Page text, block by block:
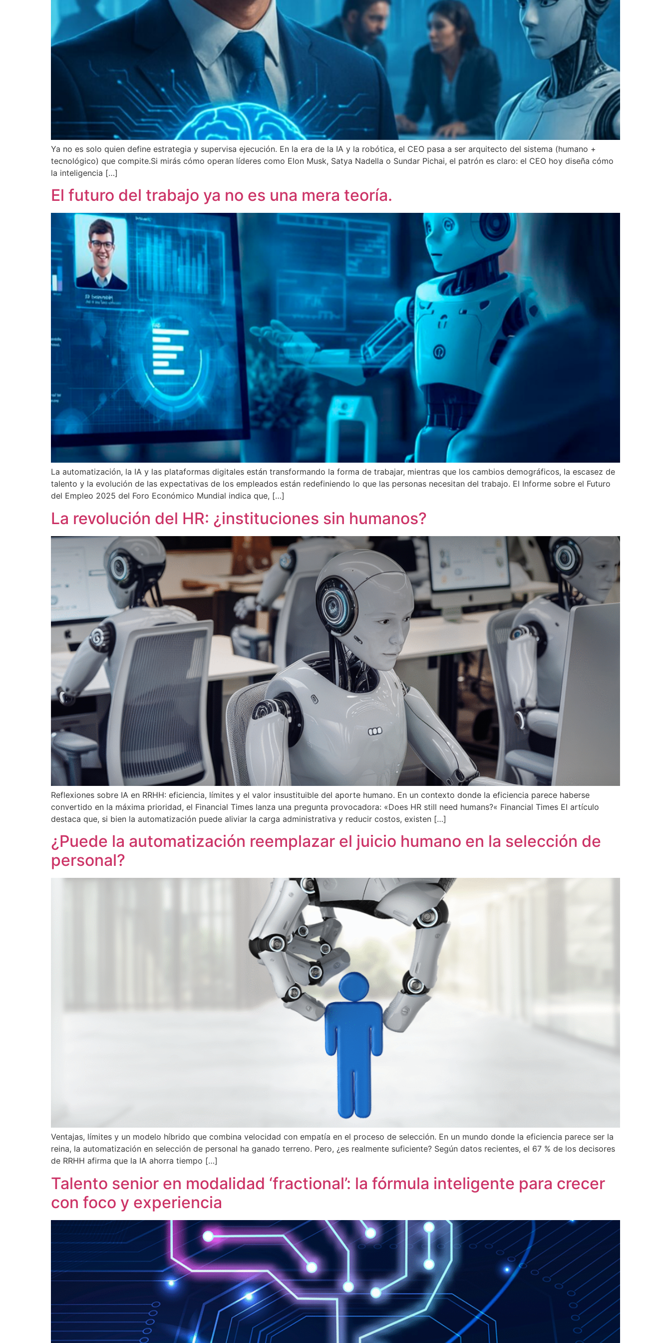
Ya no es solo quien define estrategia y supervisa ejecución. En la era de la IA y la robótica, el CEO pasa a ser arquitecto del sistema (humano +
tecnológico) que compite.Si mirás cómo operan líderes como Elon Musk, Satya Nadella o Sundar Pichai, el patrón es claro: el CEO hoy diseña cómo
la inteligencia […]
El futuro del trabajo ya no es una mera teoría.
La automatización, la IA y las plataformas digitales están transformando la forma de trabajar, mientras que los cambios demográficos, la escasez de
talento y la evolución de las expectativas de los empleados están redefiniendo lo que las personas necesitan del trabajo. El Informe sobre el Futuro
del Empleo 2025 del Foro Económico Mundial indica que, […]
La revolución del HR: ¿instituciones sin humanos?
Reflexiones sobre IA en RRHH: eficiencia, límites y el valor insustituible del aporte humano. En un contexto donde la eficiencia parece haberse
convertido en la máxima prioridad, el Financial Times lanza una pregunta provocadora: «Does HR still need humans?« Financial Times El artículo
destaca que, si bien la automatización puede aliviar la carga administrativa y reducir costos, existen […]
¿Puede la automatización reemplazar el juicio humano en la selección de
personal?
Ventajas, límites y un modelo híbrido que combina velocidad con empatía en el proceso de selección. En un mundo donde la eficiencia parece ser la
reina, la automatización en selección de personal ha ganado terreno. Pero, ¿es realmente suficiente? Según datos recientes, el 67 % de los decisores
de RRHH afirma que la IA ahorra tiempo […]
Talento senior en modalidad ‘fractional’: la fórmula inteligente para crecer
con foco y experiencia